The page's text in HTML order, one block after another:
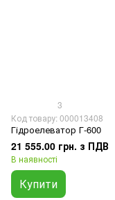
3
Код товару: 000013408
Гідроелеватор Г-600
21 555.00 грн. з ПДВ
В наявності
Купити